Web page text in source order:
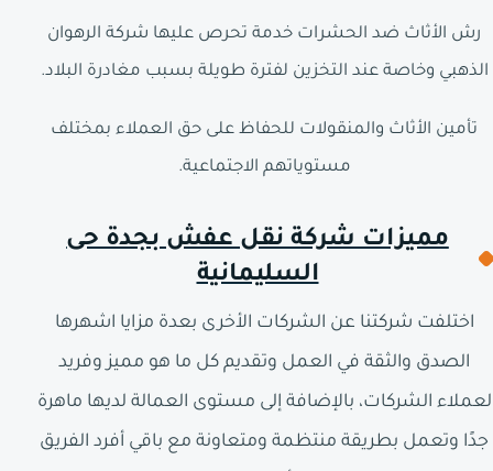
رش الأثاث ضد الحشرات خدمة تحرص عليها شركة الرهوان
الذهبي وخاصة عند التخزين لفترة طويلة بسبب مغادرة البلاد.
تأمين الأثاث والمنقولات للحفاظ على حق العملاء بمختلف
مستوياتهم الاجتماعية.
مميزات شركة نقل عفش بجدة حى
السليمانية
اختلفت شركتنا عن الشركات الأخرى بعدة مزايا اشهرها
الصدق والثقة في العمل وتقديم كل ما هو مميز وفريد
لعملاء الشركات، بالإضافة إلى مستوى العمالة لديها ماهرة
جدًا وتعمل بطريقة منتظمة ومتعاونة مع باقي أفرد الفريق